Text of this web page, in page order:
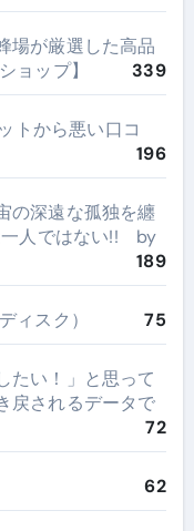
場が厳選した高品
ョップ】
339
トから悪い口コ
196
の深遠な孤独を纏
一人ではない!! by
189
ィスク） 75
たい！」と思って
戻されるデータで
72
62